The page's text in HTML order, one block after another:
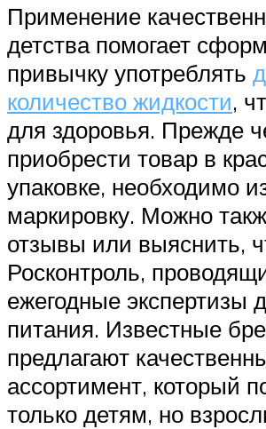
Применение
детства помогает
привычку употреблять
количество жидкости,
для здоровья. Прежде
приобрести товар в
упаковке, необходимо
маркировку. Можно
отзывы или выяснить,
Росконтроль,
ежегодные экспертизы
питания. Известные
предлагают
ассортимент, который
только детям, но